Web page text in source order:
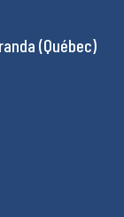
(Québec)